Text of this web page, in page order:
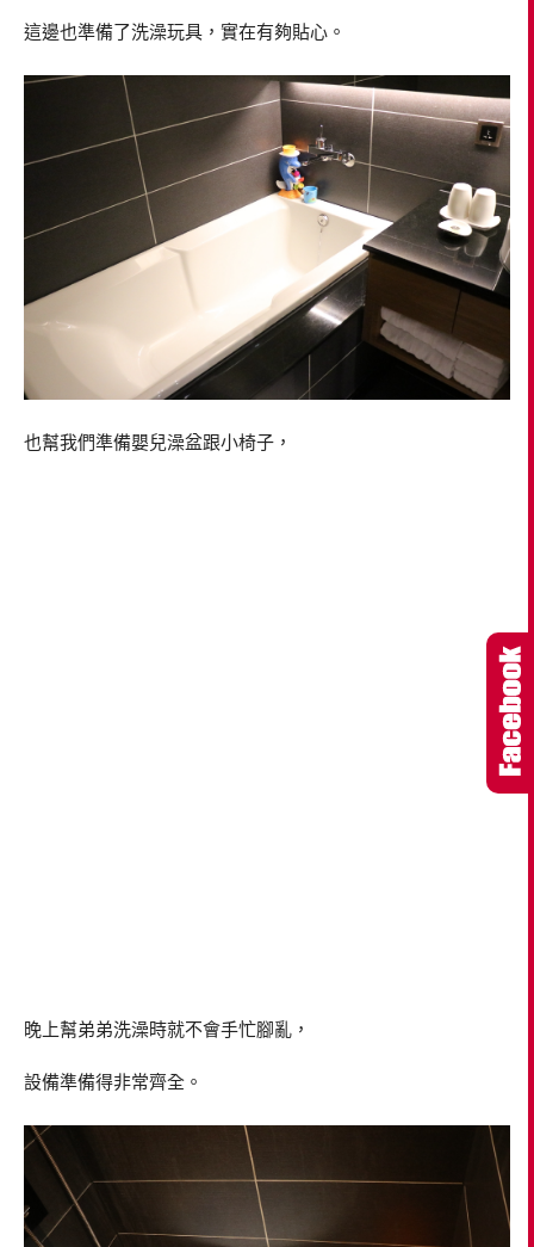
這邊也準備了洗澡玩具，實在有夠貼心。
也幫我們準備嬰兒澡盆跟小椅子，
晚上幫弟弟洗澡時就不會手忙腳亂，
設備準備得非常齊全。